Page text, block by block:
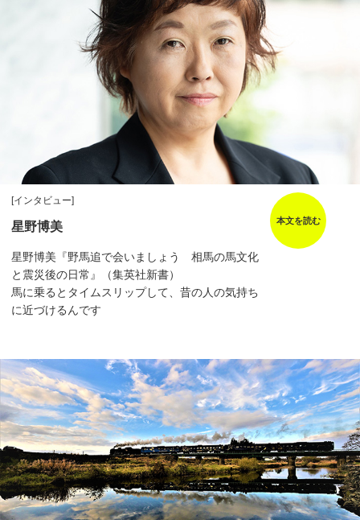
[インタビュー]
星野博美
星野博美『野馬追で会いましょう 相馬の馬文化
と震災後の日常』（集英社新書）
馬に乗るとタイムスリップして、昔の人の気持ち
に近づけるんです
本文を読む